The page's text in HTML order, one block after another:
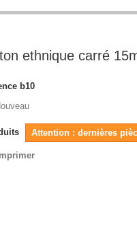
ethnique carré
b10
Attention : dernières
Imprimer